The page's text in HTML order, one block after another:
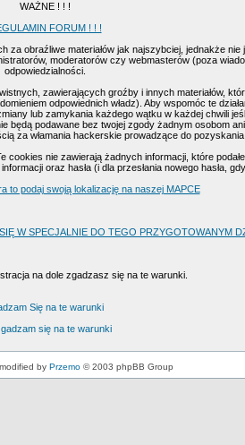
WAŻNE ! ! !
FORUM ! ! !
obraźliwe materiałów jak najszybciej, jednakże
moderatorów czy webmasterów (poza
odpowiedzialności.
zawierających groźby i innych materiałów,
odpowiednich władz). Aby wspomóc te
lub zamykania każdego wątku w każdej chwili
podawane bez twojej zgody żadnym osobom
za włamania hackerskie prowadzące do
nie zawierają żadnych informacji, które
oraz hasła (i dla przesłania nowego hasła,
to podaj swoją lokalizację na naszej MAPCE
W SPECJALNIE DO TEGO PRZYGOTOWANYM
na dole zgadzasz się na te warunki.
Się na te warunki
się na te warunki
modified by Przemo © 2003 phpBB Group